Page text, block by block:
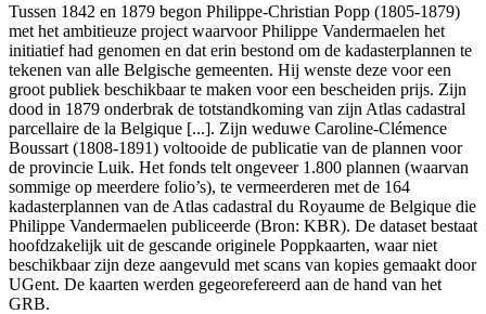
Tussen 1842 en 1879 begon Philippe-Christian Popp (1805-1879)
met het ambitieuze project waarvoor Philippe Vandermaelen het
initiatief had genomen en dat erin bestond om de kadasterplannen te
tekenen van alle Belgische gemeenten. Hij wenste deze voor een
groot publiek beschikbaar te maken voor een bescheiden prijs. Zijn
dood in 1879 onderbrak de totstandkoming van zijn Atlas cadastral
parcellaire de la Belgique [...]. Zijn weduwe Caroline-Clémence
Boussart (1808-1891) voltooide de publicatie van de plannen voor
de provincie Luik. Het fonds telt ongeveer 1.800 plannen (waarvan
sommige op meerdere folio’s), te vermeerderen met de 164
kadasterplannen van de Atlas cadastral du Royaume de Belgique die
Philippe Vandermaelen publiceerde (Bron: KBR). De dataset bestaat
hoofdzakelijk uit de gescande originele Poppkaarten, waar niet
beschikbaar zijn deze aangevuld met scans van kopies gemaakt door
UGent. De kaarten werden gegeorefereerd aan de hand van het
GRB.